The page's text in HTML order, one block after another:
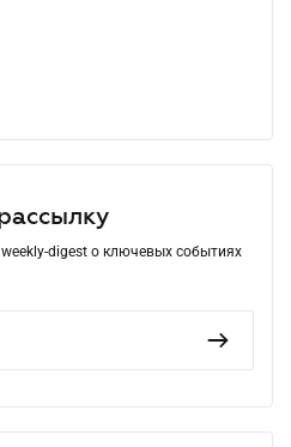
digest о ключевых событиях